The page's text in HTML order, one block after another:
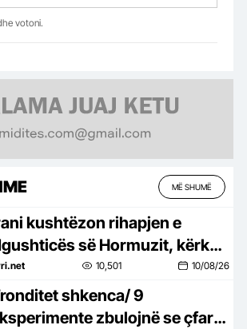
votoni.
MË SHUMË
kushtëzon rihapjen e
së Hormuzit, kërkon
e sanksioneve nga SHBA
10,501 10/08/26
shkenca/ 9
zbulojnë se çfarë